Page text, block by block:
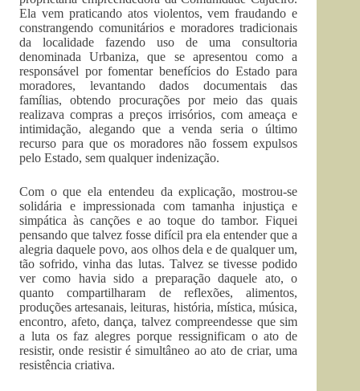
Ela vem praticando atos violentos, vem fraudando e
constrangendo comunitários e moradores tradicionais
da localidade fazendo uso de uma consultoria
denominada Urbaniza, que se apresentou como a
responsável por fomentar benefícios do Estado para
moradores, levantando dados documentais das
famílias, obtendo procurações por meio das quais
realizava compras a preços irrisórios, com ameaça e
intimidação, alegando que a venda seria o último
recurso para que os moradores não fossem expulsos
pelo Estado, sem qualquer indenização.
Com o que ela entendeu da explicação, mostrou-se
solidária e impressionada com tamanha injustiça e
simpática às canções e ao toque do tambor. Fiquei
pensando que talvez fosse difícil pra ela entender que a
alegria daquele povo, aos olhos dela e de qualquer um,
tão sofrido, vinha das lutas. Talvez se tivesse podido
ver como havia sido a preparação daquele ato, o
quanto compartilharam de reflexões, alimentos,
produções artesanais, leituras, história, mística, música,
encontro, afeto, dança, talvez compreendesse que sim
a luta os faz alegres porque ressignificam o ato de
resistir, onde resistir é simultâneo ao ato de criar, uma
resistência criativa.